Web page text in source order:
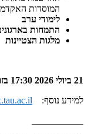
המוסדות
לימודי ערב
התמחות
מלגות הצטיינות
21 ביולי 2026 17:30 בזום
למידע נוסף: